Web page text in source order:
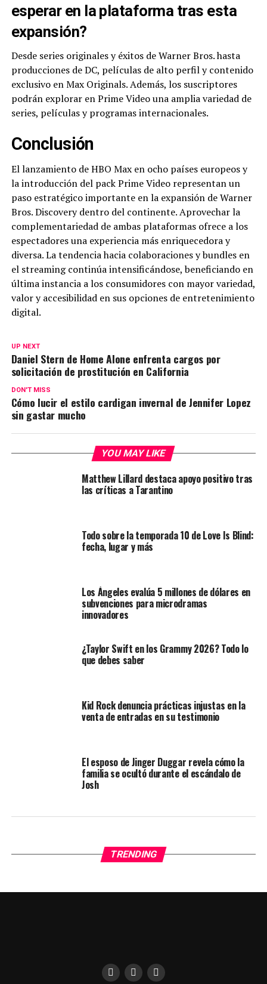
esperar en la plataforma tras esta
expansión?
Desde series originales y éxitos de Warner Bros. hasta
producciones de DC, películas de alto perfil y contenido
exclusivo en Max Originals. Además, los suscriptores
podrán explorar en Prime Video una amplia variedad de
series, películas y programas internacionales.
Conclusión
El lanzamiento de HBO Max en ocho países europeos y
la introducción del pack Prime Video representan un
paso estratégico importante en la expansión de Warner
Bros. Discovery dentro del continente. Aprovechar la
complementariedad de ambas plataformas ofrece a los
espectadores una experiencia más enriquecedora y
diversa. La tendencia hacia colaboraciones y bundles en
el streaming continúa intensificándose, beneficiando en
última instancia a los consumidores con mayor variedad,
valor y accesibilidad en sus opciones de entretenimiento
digital.
UP NEXT
Daniel Stern de Home Alone enfrenta cargos por
solicitación de prostitución en California
DON'T MISS
Cómo lucir el estilo cardigan invernal de Jennifer Lopez
sin gastar mucho
YOU MAY LIKE
Matthew Lillard destaca apoyo positivo tras
las críticas a Tarantino
Todo sobre la temporada 10 de Love Is Blind:
fecha, lugar y más
Los Ángeles evalúa 5 millones de dólares en
subvenciones para microdramas
innovadores
¿Taylor Swift en los Grammy 2026? Todo lo
que debes saber
Kid Rock denuncia prácticas injustas en la
venta de entradas en su testimonio
El esposo de Jinger Duggar revela cómo la
familia se ocultó durante el escándalo de
Josh
TRENDING